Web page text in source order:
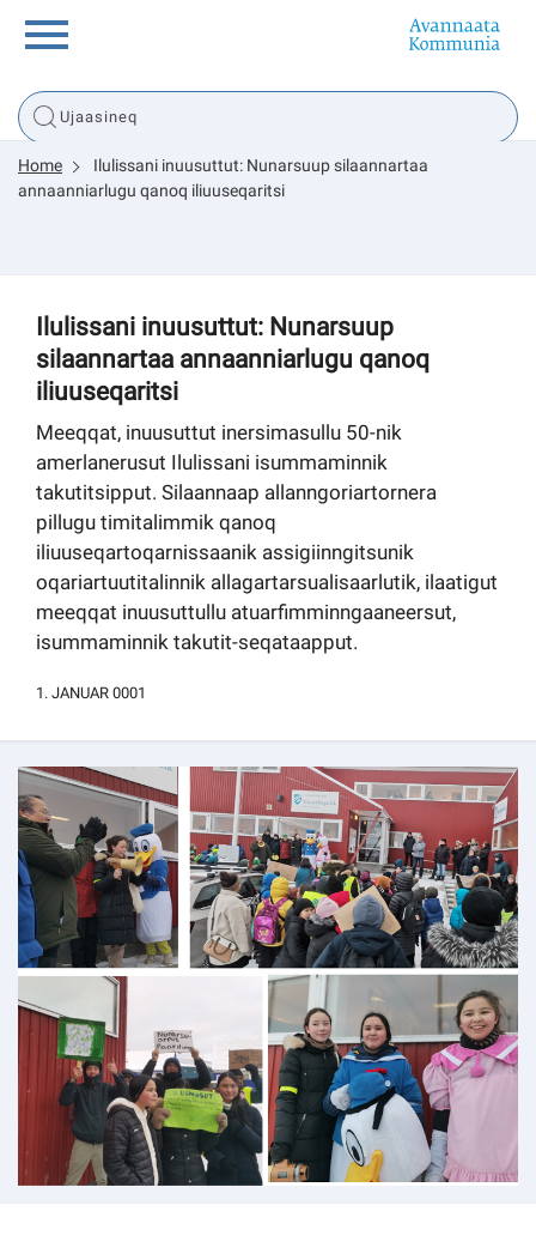
Innuttaasunut
Inuussutissarsiorneq
Tassaarsuaq
sullissivik.gl
Pilersaarutinut isaavik
Kommuni pillugu paasissutissat
Home
Ilulissani inuusuttut: Nunarsuup silaannartaa
annaanniarlugu qanoq iliuuseqaritsi
Ilulissani inuusuttut: Nunarsuup
silaannartaa annaanniarlugu qanoq
iliuuseqaritsi
Meeqqat, inuusuttut inersimasullu 50-nik
amerlanerusut Ilulissani isummaminnik
takutitsipput. Silaannaap allanngoriartornera
pillugu timitalimmik qanoq
iliuuseqartoqarnissaanik assigiinngitsunik
oqariartuutitalinnik allagartarsualisaarlutik, ilaatigut
meeqqat inuusuttullu atuarfimminngaaneersut,
isummaminnik takutit-seqataapput.
1. JANUAR 0001